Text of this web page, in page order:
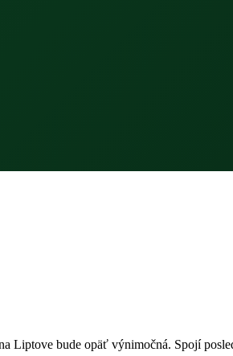
Liptove bude opäť výnimočná. Spojí